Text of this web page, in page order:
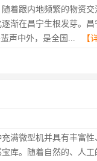
着跟内地频繁的物资
渐在昌宁生根发芽。
声中外，是全国...
【
满微型机并具有丰富性
库。随着自然的、人